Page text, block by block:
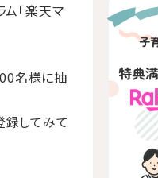
「楽天マ
名様に抽
録してみて